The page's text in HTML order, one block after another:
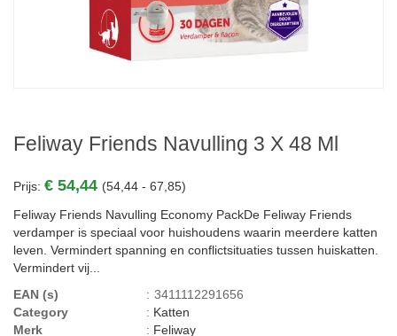
Feliway Friends Navulling 3 X 48 Ml
Prijs: € 54,44 (54,44 - 67,85)
Feliway Friends Navulling Economy PackDe Feliway Friends
verdamper is speciaal voor huishoudens waarin meerdere katten
leven. Vermindert spanning en conflictsituaties tussen huiskatten.
Vermindert vij...
EAN (s)
: 3411112291656
Category
: Katten
Merk
: Feliway